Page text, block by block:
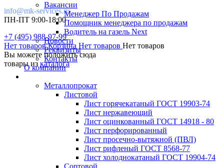
info@mk-services.ru
ПН-ПТ 9:00-18:00
+7 (495) 988-97-99
Нет товаровКорзина Нет товаров Нет товаров
Вы можете положить сюда
товары из каталога
Вакансии
Менеджер По Продажам
Помощник менеджера по продажам
Водитель на газель Next
Новости
Реквизиты
Контакты
О компании
Металлопрокат
Листовой
Лист горячекатаный ГОСТ 19903-74
Лист нержавеющий
Лист оцинкованный ГОСТ 14918 - 80
Лист перфорированный
Лист просечно-вытяжной (ПВЛ)
Лист рифленый ГОСТ 8568-77
Лист холоднокатаный ГОСТ 19904-74
Сортовой